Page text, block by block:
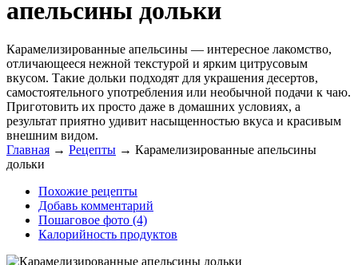
апельсины дольки
Карамелизированные апельсины — интересное лакомство,
отличающееся нежной текстурой и ярким цитрусовым
вкусом. Такие дольки подходят для украшения десертов,
самостоятельного употребления или необычной подачи к чаю.
Приготовить их просто даже в домашних условиях, а
результат приятно удивит насыщенностью вкуса и красивым
внешним видом.
Главная → Рецепты → Карамелизированные апельсины
дольки
Похожие рецепты
Добавь комментарий
Пошаговое фото (4)
Калорийность продуктов